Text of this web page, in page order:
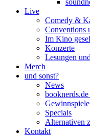
Live
Comedy &
Conventions
Im Kino
Konzerte
Lesungen
Merch
und sonst?
News
Gewinnspiele
Specials
Alternativen
Kontakt